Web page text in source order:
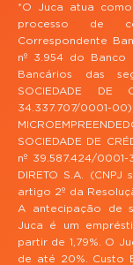
*O Juca atua
processo de
Correspondente
nº 3.954 do Banco
Bancários das
SOCIEDADE DE
34.337.707/0001-
SOCIEDADE DE
nº 39.587.424/0001-
DIRETO S.A.
artigo 2º da
A antecipação de
Juca é um
partir de 1,79%. O
de até 20%. Custo